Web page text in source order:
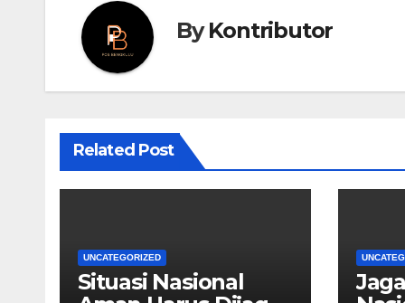
ByKontributor
Related Post
UNCATEGORIZED
Situasi Nasional